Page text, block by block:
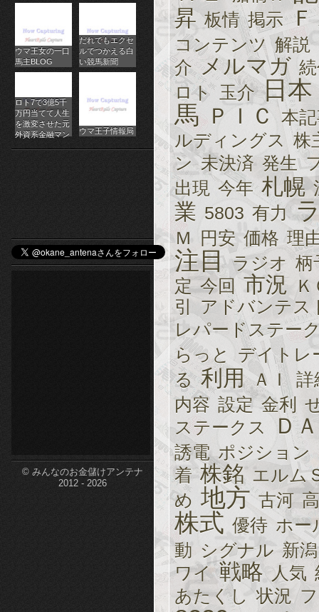
チ
ス
ロ
オ
ン
ラ
イ
ン
カ
ジ
ノ
etc-
ウマ王女の一口
馬主BLOG
だれでもエクセ
ルでつかえる白
い競馬新聞
ロト7で3億5千
万円当てて人生
を激変させた元
外資系金融マン
ウマ王子情報局
© みんなのお金儲けアンテナ
2012 - 2026
昇 板情 掲示 Ｆ
コンテンツ 解説
介 メルマガ
ロト 玉介 日本
馬 ＰＩＣ
本
ルディングス 株
ン 未決済 発生
出現 今年 札幌
業 5803 有力
Ｍ 円安 価格 理
注目 ラジオ 柄
定 今回 市況
引
アドバンテス
レパードステー
らっと
デイトレ
る 利用 ＡＩ 詳
内容 設定 金利
ステークス
Ｄ
誘電 ポジション
着 株銘 エルム
め 地方 古河
株式 優待 ホー
動 シグナル 新潟
ワイ 戦略 人気
あたくし 状況